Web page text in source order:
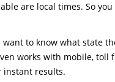
are local times. So
to know what state
works with mobile, toll
instant results.